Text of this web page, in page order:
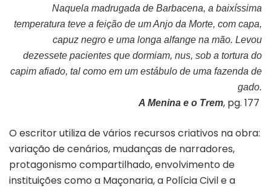
Naquela madrugada de Barbacena, a baixíssima
temperatura teve a feição de um Anjo da Morte, com capa,
capuz negro e uma longa alfange na mão. Levou
dezessete pacientes que dormiam, nus, sob a tortura do
capim afiado, tal como em um estábulo de uma fazenda de
gado.
A Menina e o Trem, pg. 177
O escritor utiliza de vários recursos criativos na obra:
variação de cenários, mudanças de narradores,
protagonismo compartilhado, envolvimento de
instituições como a Maçonaria, a Polícia Civil e a